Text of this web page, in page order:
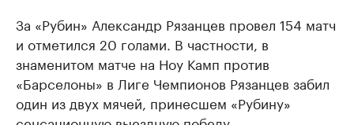
За «Рубин» Александр Рязанцев провел 154 матч
и отметился 20 голами. В частности, в
знаменитом матче на Ноу Камп против
«Барселоны» в Лиге Чемпионов Рязанцев забил
один из двух мячей, принесшем «Рубину»